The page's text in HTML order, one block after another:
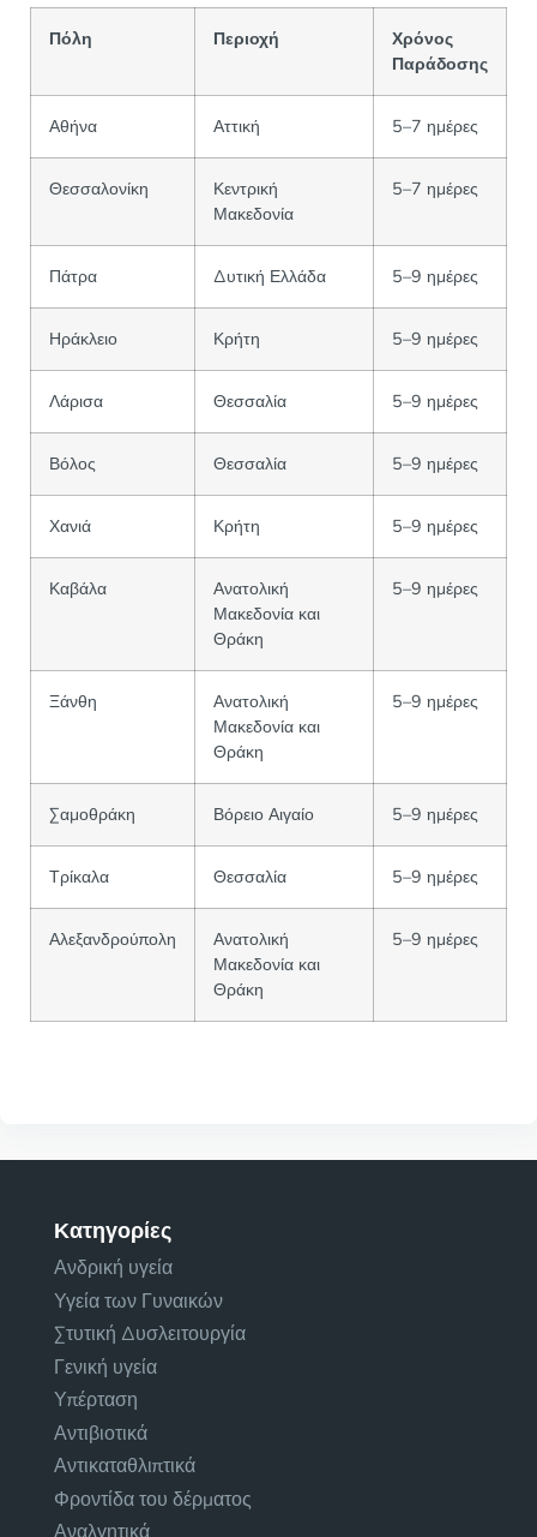
Πόλη Περιοχή
Χρόνος
Παράδοσης
Αθήνα Αττική 5–7 ημέρες
Θεσσαλονίκη
Κεντρική
Μακεδονία
5–7 ημέρες
Πάτρα Δυτική Ελλάδα 5–9 ημέρες
Ηράκλειο Κρήτη 5–9 ημέρες
Λάρισα Θεσσαλία 5–9 ημέρες
Βόλος Θεσσαλία 5–9 ημέρες
Χανιά Κρήτη 5–9 ημέρες
Καβάλα
Ανατολική
Μακεδονία και
Θράκη
5–9 ημέρες
Ξάνθη
Ανατολική
Μακεδονία και
Θράκη
5–9 ημέρες
Σαμοθράκη Βόρειο Αιγαίο 5–9 ημέρες
Τρίκαλα Θεσσαλία 5–9 ημέρες
Αλεξανδρούπολη
Ανατολική
Μακεδονία και
Θράκη
5–9 ημέρες
Κατηγορίες
Ανδρική υγεία
Υγεία των Γυναικών
Στυτική Δυσλειτουργία
Γενική υγεία
Υπέρταση
Αντιβιοτικά
Αντικαταθλιπτικά
Φροντίδα του δέρματος